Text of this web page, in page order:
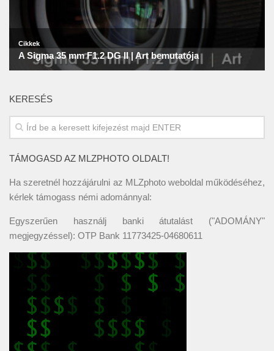
KERESÉS
TÁMOGASD AZ MLZPHOTO OLDALT!
Ha szeretnél hozzájárulni az MLZphoto weboldal működéséhez,
kérlek támogass némi adománnyal:
Egyszerűen használj banki átutalást ("ADOMÁNY"
megjegyzéssel): OTP Bank 11773425-04680611